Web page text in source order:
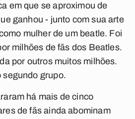
em que se aproximou de
ganhou - junto com sua arte
mulher de um beatle. Foi
milhões de fãs dos Beatles.
por outros muitos milhões.
segundo grupo.
há mais de cinco
de fãs ainda abominam